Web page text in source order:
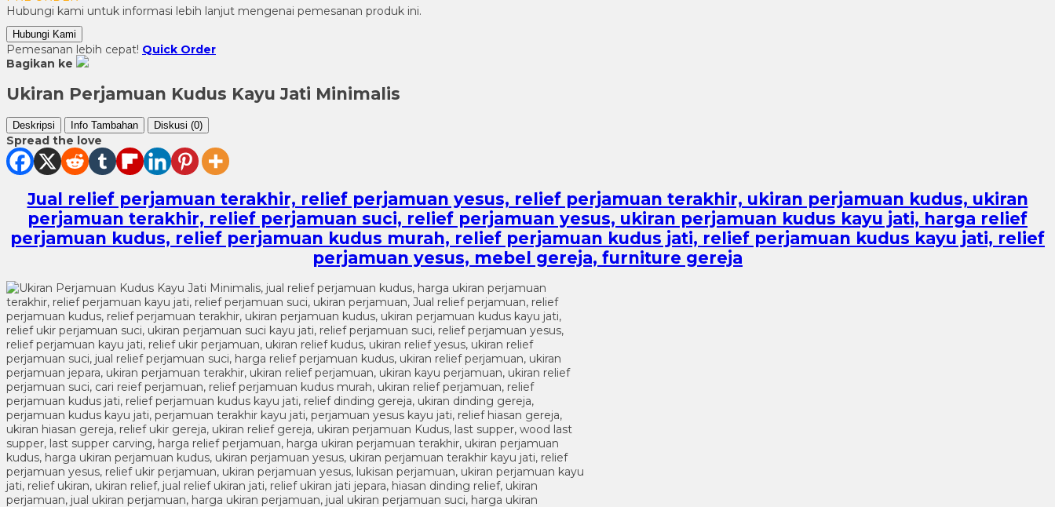
Hubungi kami untuk informasi lebih lanjut mengenai pemesanan produk ini.
Hubungi Kami
Pemesanan lebih cepat! Quick Order
Bagikan ke
Ukiran Perjamuan Kudus Kayu Jati Minimalis
Deskripsi Info Tambahan Diskusi (0)
Spread the love
Jual relief perjamuan terakhir, relief perjamuan yesus, relief perjamuan terakhir, ukiran perjamuan kudus, ukiran
perjamuan terakhir, relief perjamuan suci, relief perjamuan yesus, ukiran perjamuan kudus kayu jati, harga relief
perjamuan kudus, relief perjamuan kudus murah, relief perjamuan kudus jati, relief perjamuan kudus kayu jati, relief
perjamuan yesus, mebel gereja, furniture gereja